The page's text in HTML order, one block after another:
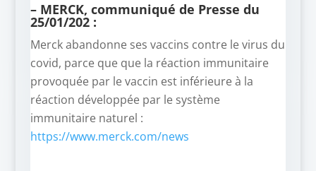
– MERCK, communiqué de Presse du
25/01/202 :
Merck abandonne ses vaccins contre le virus du
covid, parce que que la réaction immunitaire
provoquée par le vaccin est inférieure à la
réaction développée par le système
immunitaire naturel :
https://www.merck.com/news